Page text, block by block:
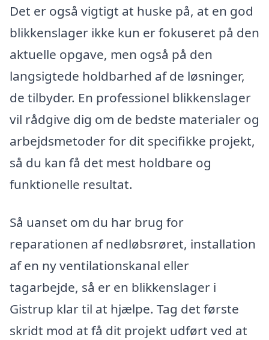
Det er også vigtigt at huske på, at en god
blikkenslager ikke kun er fokuseret på den
aktuelle opgave, men også på den
langsigtede holdbarhed af de løsninger,
de tilbyder. En professionel blikkenslager
vil rådgive dig om de bedste materialer og
arbejdsmetoder for dit specifikke projekt,
så du kan få det mest holdbare og
funktionelle resultat.
Så uanset om du har brug for
reparationen af nedløbsrøret, installation
af en ny ventilationskanal eller
tagarbejde, så er en blikkenslager i
Gistrup klar til at hjælpe. Tag det første
skridt mod at få dit projekt udført ved at